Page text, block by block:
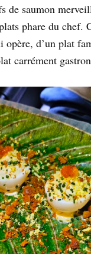
de saumon
phare du chef.
opère, d’un plat
carrément